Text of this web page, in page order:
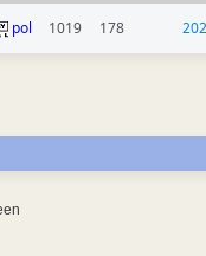
pol 1019 178